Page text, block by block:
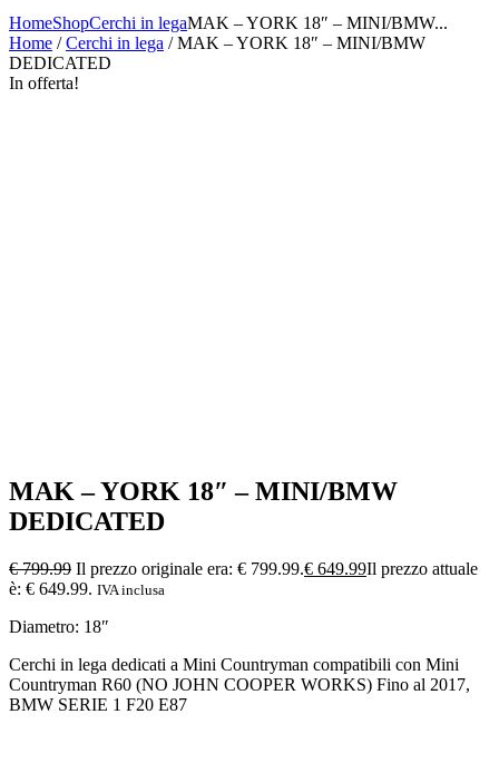
HomeShopCerchi in legaMAK – YORK 18″ – MINI/BMW...
Home /Cerchi in lega / MAK – YORK 18″ – MINI/BMW
DEDICATED
In offerta!
MAK – YORK 18″ – MINI/BMW
DEDICATED
€799.99 Il prezzo originale era: € 799.99.€ 649.99Il prezzo attuale
è: € 649.99. IVA inclusa
Diametro: 18″
Cerchi in lega dedicati a Mini Countryman compatibili con Mini
Countryman R60 (NO JOHN COOPER WORKS) Fino al 2017,
BMW SERIE 1 F20 E87